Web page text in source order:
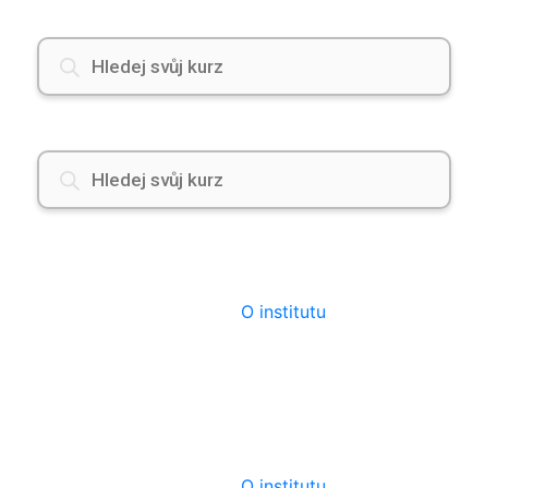
Products
search
Products
search
O institutu